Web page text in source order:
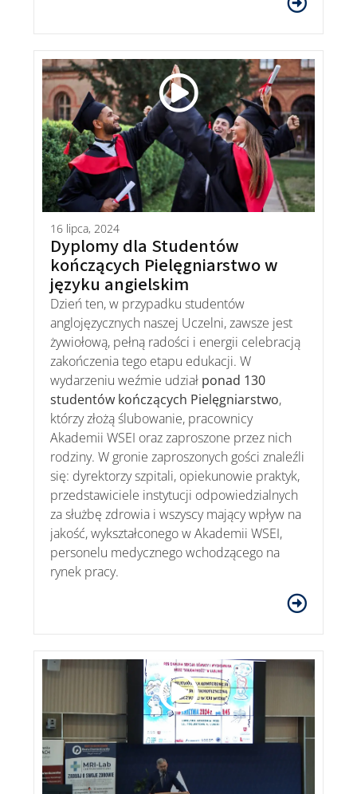
16 lipca, 2024
Dyplomy dla Studentów
kończących Pielęgniarstwo w
języku angielskim
Dzień ten, w przypadku studentów
anglojęzycznych naszej Uczelni, zawsze jest
żywiołową, pełną radości i energii celebracją
zakończenia tego etapu edukacji. W
wydarzeniu weźmie udział ponad 130
studentów kończących Pielęgniarstwo,
którzy złożą ślubowanie, pracownicy
Akademii WSEI oraz zaproszone przez nich
rodziny. W gronie zaproszonych gości znaleźli
się: dyrektorzy szpitali, opiekunowie praktyk,
przedstawiciele instytucji odpowiedzialnych
za służbę zdrowia i wszyscy mający wpływ na
jakość, wykształconego w Akademii WSEI,
personelu medycznego wchodzącego na
rynek pracy.